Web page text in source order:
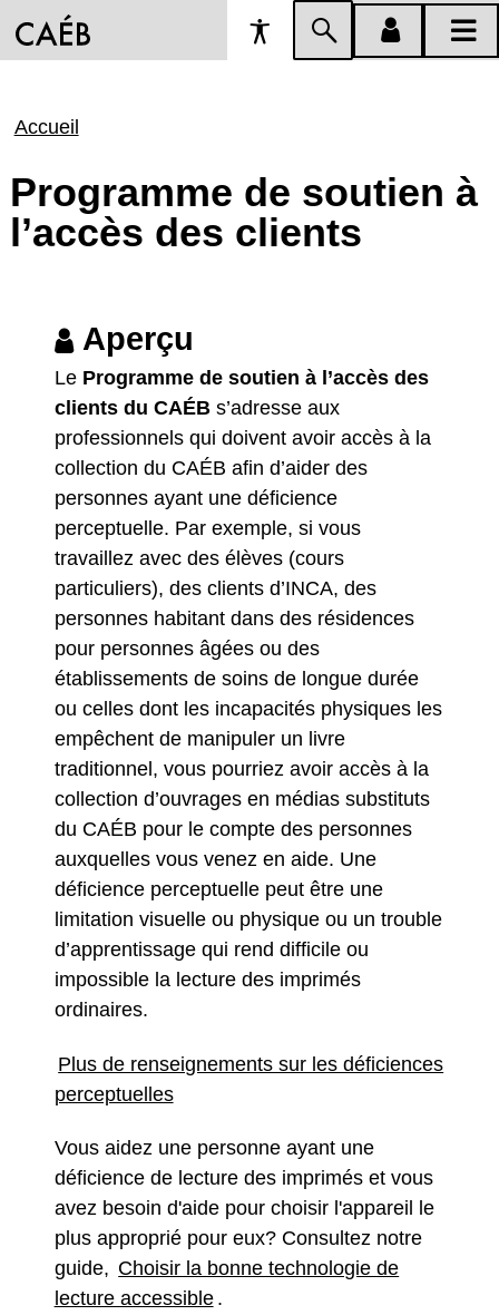
Préférences
d'accessibilité
Passer
menu
menu
Fil
Accueil
Programme de soutien à
l’accès des clients
Aperçu
LeProgramme de soutien à l’accès des
clients du CAÉB s’adresse aux
professionnels qui doivent avoir accès à la
collection du CAÉB afin d’aider des
personnes ayant une déficience
perceptuelle. Par exemple, si vous
travaillez avec des élèves (cours
particuliers), des clients d’INCA, des
personnes habitant dans des résidences
pour personnes âgées ou des
établissements de soins de longue durée
ou celles dont les incapacités physiques les
empêchent de manipuler un livre
traditionnel, vous pourriez avoir accès à la
collection d’ouvrages en médias substituts
du CAÉB pour le compte des personnes
auxquelles vous venez en aide. Une
déficience perceptuelle peut être une
limitation visuelle ou physique ou un trouble
d’apprentissage qui rend difficile ou
impossible la lecture des imprimés
ordinaires.
Plus de renseignements sur les déficiences
perceptuelles
Vous aidez une personne ayant une
déficience de lecture des imprimés et vous
avez besoin d'aide pour choisir l'appareil le
plus approprié pour eux? Consultez notre
guide, Choisir la bonne technologie de
lecture accessible .